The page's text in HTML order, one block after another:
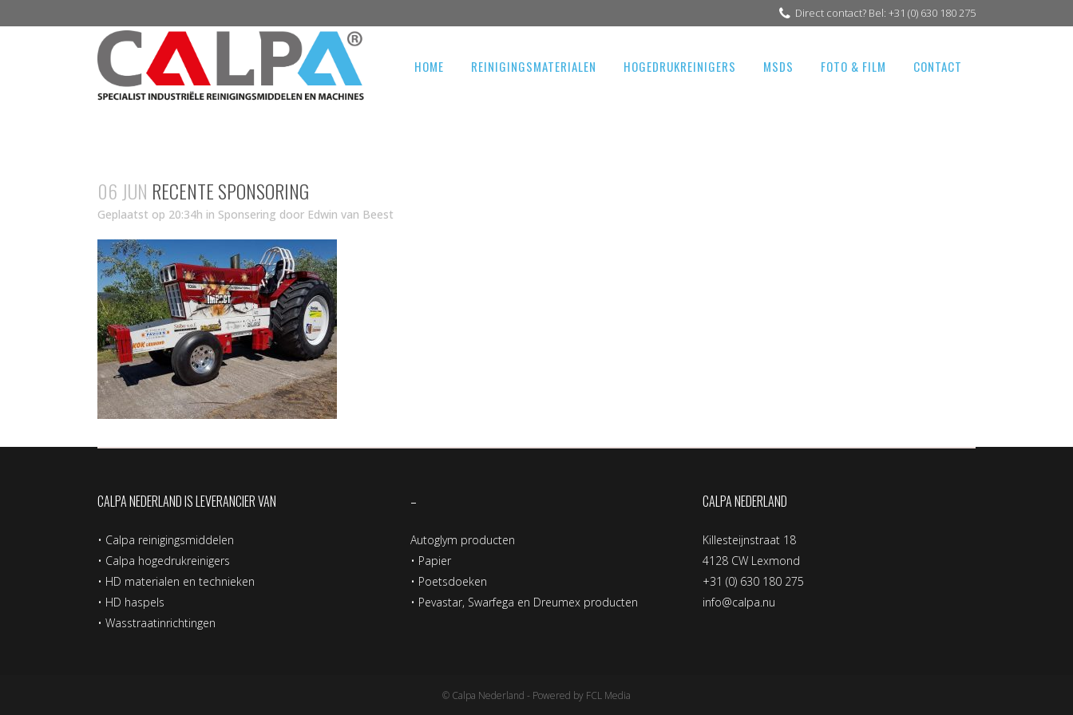
Direct contact? Bel: +31 (0) 630 180 275
HOME REINIGINGSMATERIALEN HOGEDRUKREINIGERS MSDS FOTO & FILM CONTACT
06 JUN RECENTE SPONSORING
Geplaatst op 20:34h in Sponsering door Edwin van Beest
CALPA NEDERLAND IS LEVERANCIER VAN
• Calpa reinigingsmiddelen
• Calpa hogedrukreinigers
• HD materialen en technieken
• HD haspels
• Wasstraatinrichtingen
–
Autoglym producten
• Papier
• Poetsdoeken
• Pevastar, Swarfega en Dreumex producten
CALPA NEDERLAND
Killesteijnstraat 18
4128 CW Lexmond
+31 (0) 630 180 275
info@calpa.nu
© Calpa Nederland - Powered by FCL Media